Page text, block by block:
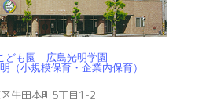
ども園 広島光明学園
（小規模保育・企業内保育）
牛田本町5丁目1-2